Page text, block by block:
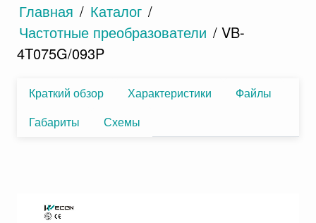
Главная / Каталог /
Частотные преобразователи / VB-
4T075G/093P
Краткий обзор Характеристики
Файлы
Габариты
Схемы